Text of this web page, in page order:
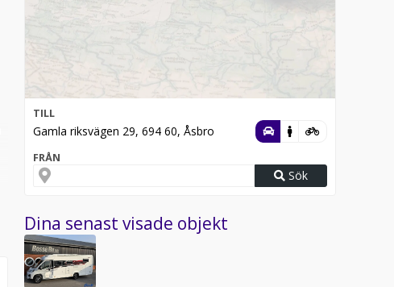
TILL
Gamla riksvägen 29, 694 60, Åsbro
FRÅN
Sök
Dina senast visade objekt